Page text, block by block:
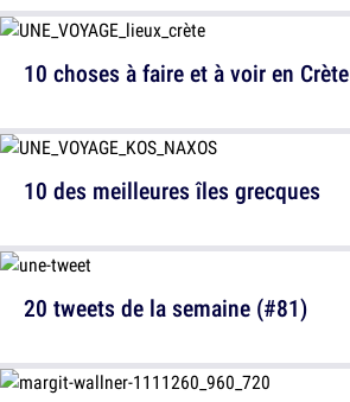
10 choses à faire et à voir en Crète
20 tweets de la semaine (#81)
10 des meilleures îles grecques